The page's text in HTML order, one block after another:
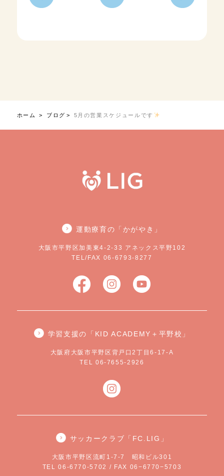
ホーム ブログ 5月の営業スケジュールです
運動療育の「かがやき」
大阪市平野区加美東4-2-33 アネックス平野102
TEL/FAX 06-6793-8277
学習支援の「KID ACADEMY＋平野校」
大阪府大阪市平野区背戸口2丁目6-17-A
TEL 06-7655-2926
サッカークラブ「FC.LIG」
大阪市平野区流町1-7-7 昭和ビル301
TEL 06-6770-5702 / FAX 06−6770−5703